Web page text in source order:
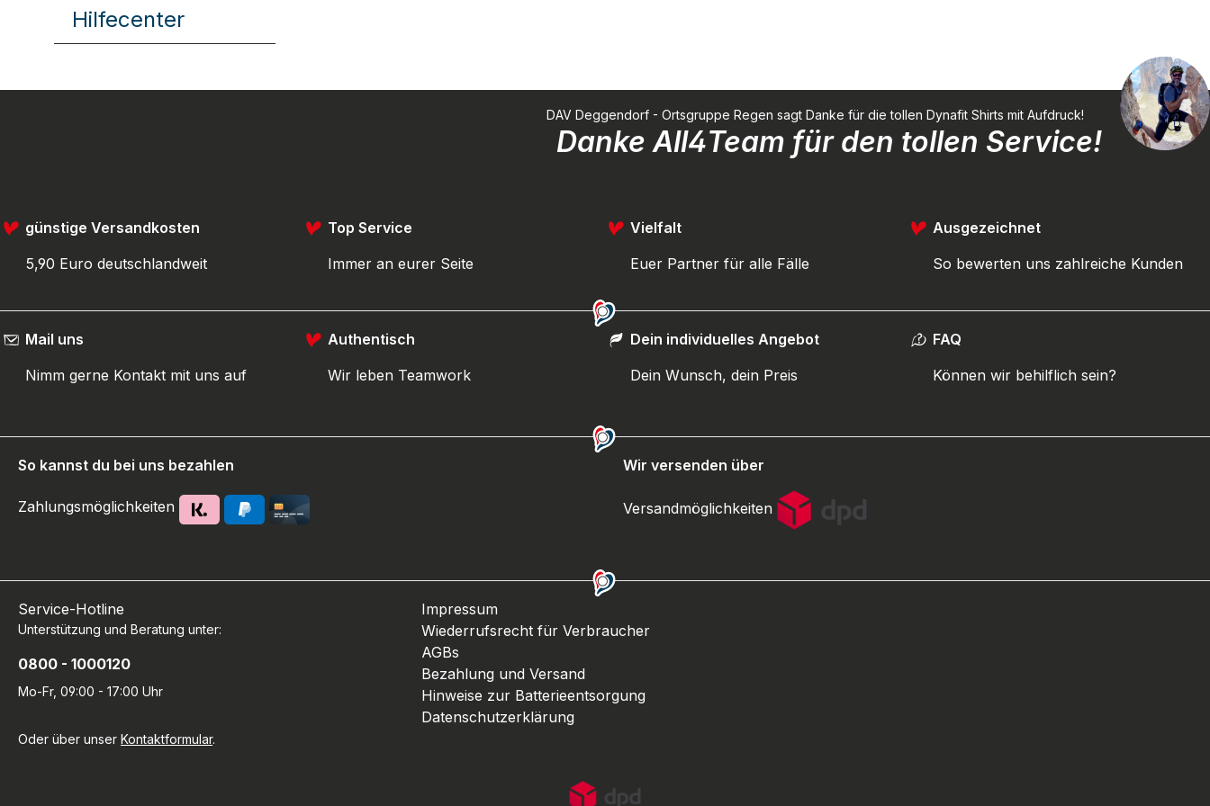
Hilfecenter
DAV Deggendorf - Ortsgruppe Regen sagt Danke für die tollen Dynafit Shirts mit Aufdruck!
Danke All4Team für den tollen Service!
günstige Versandkosten
5,90 Euro deutschlandweit
Top Service
Immer an eurer Seite
Vielfalt
Euer Partner für alle Fälle
Ausgezeichnet
So bewerten uns zahlreiche Kunden
Mail uns
Nimm gerne Kontakt mit uns auf
Authentisch
Wir leben Teamwork
Dein individuelles Angebot
Dein Wunsch, dein Preis
FAQ
Können wir behilflich sein?
So kannst du bei uns bezahlen
Zahlungsmöglichkeiten
Wir versenden über
Versandmöglichkeiten
Service-Hotline
Unterstützung und Beratung unter:
0800 - 1000120
Mo-Fr, 09:00 - 17:00 Uhr
Oder über unser Kontaktformular.
Impressum
Wiederrufsrecht für Verbraucher
AGBs
Bezahlung und Versand
Hinweise zur Batterieentsorgung
Datenschutzerklärung